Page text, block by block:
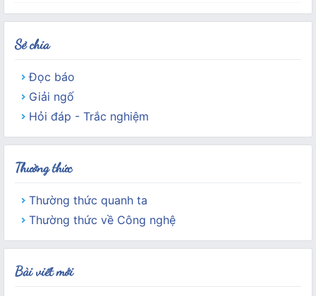
Sẻ chia
Đọc báo
Giải ngố
Hỏi đáp - Trắc nghiệm
Thường thức
Thường thức quanh ta
Thường thức về Công nghệ
Bài viết mới